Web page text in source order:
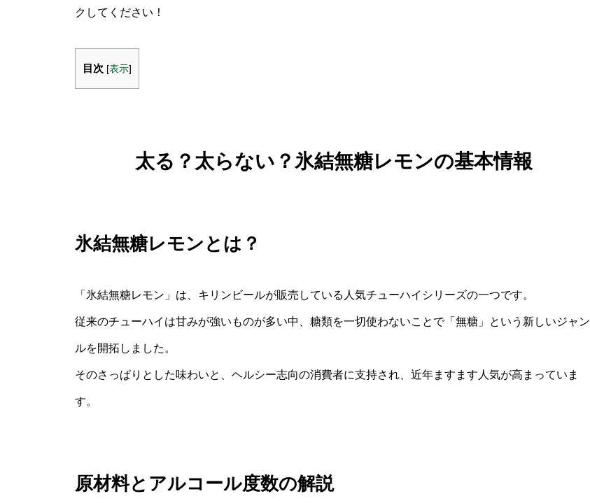
クしてください！
目次 [表示]
太る？太らない？氷結無糖レモンの基本情報
氷結無糖レモンとは？
「氷結無糖レモン」は、キリンビールが販売している人気チューハイシリーズの一つです。
従来のチューハイは甘みが強いものが多い中、糖類を一切使わないことで「無糖」という新しいジャン
ルを開拓しました。
そのさっぱりとした味わいと、ヘルシー志向の消費者に支持され、近年ますます人気が高まっていま
す。
原材料とアルコール度数の解説